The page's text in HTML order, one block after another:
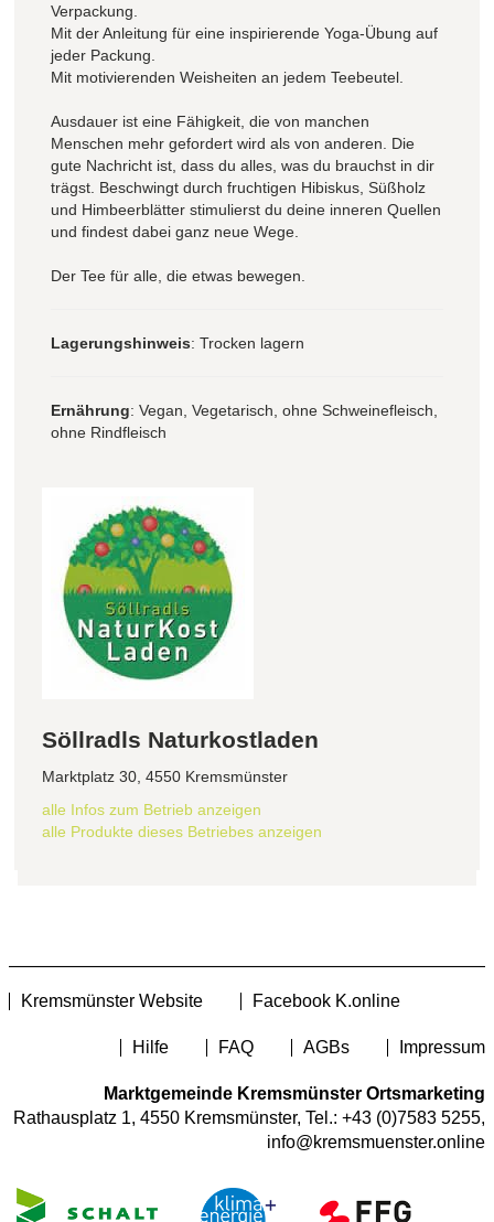
Verpackung.
Mit der Anleitung für eine inspirierende Yoga-Übung auf
jeder Packung.
Mit motivierenden Weisheiten an jedem Teebeutel.
Ausdauer ist eine Fähigkeit, die von manchen
Menschen mehr gefordert wird als von anderen. Die
gute Nachricht ist, dass du alles, was du brauchst in dir
trägst. Beschwingt durch fruchtigen Hibiskus, Süßholz
und Himbeerblätter stimulierst du deine inneren Quellen
und findest dabei ganz neue Wege.
Der Tee für alle, die etwas bewegen.
Lagerungshinweis: Trocken lagern
Ernährung: Vegan, Vegetarisch, ohne Schweinefleisch,
ohne Rindfleisch
Söllradls Naturkostladen
Marktplatz 30, 4550 Kremsmünster
alle Infos zum Betrieb anzeigen
alle Produkte dieses Betriebes anzeigen
Kremsmünster Website Facebook K.online
Hilfe FAQ AGBs Impressum
Marktgemeinde Kremsmünster Ortsmarketing
Rathausplatz 1, 4550 Kremsmünster, Tel.: +43 (0)7583 5255,
info@kremsmuenster.online